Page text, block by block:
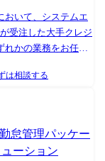
、経営基盤の強化を
導入(Zuora)支援 ・
活用した行政事務シ
おいて、システムエ
かの業務をお任せ
連の開発業務 ・
は相談する
怠管理パッケー
ーション